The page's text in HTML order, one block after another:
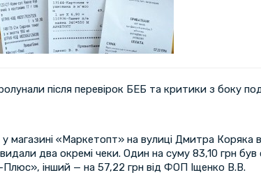
після перевірок БЕБ та критики з боку
у магазині «Маркетопт» на вулиці Дмитра Коряка
два окремі чеки. Один на суму 83,10 грн
інший — на 57,22 грн від ФОП Іщенко В.В.